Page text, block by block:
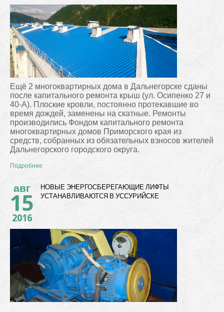
Ещё 2 многоквартирных дома в Дальнегорске сданы
после капитального ремонта крыш (ул. Осипенко 27 и
40-А). Плоские кровли, постоянно протекавшие во
время дождей, заменены на скатные. Ремонты
производились Фондом капитального ремонта
многоквартирных домов Приморского края из
средств, собранных из обязательных взносов жителей
Дальнегорского городского округа.
Подробнее
авг
15
2016
НОВЫЕ ЭНЕРГОСБЕРЕГАЮЩИЕ ЛИФТЫ
УСТАНАВЛИВАЮТСЯ В УССУРИЙСКЕ